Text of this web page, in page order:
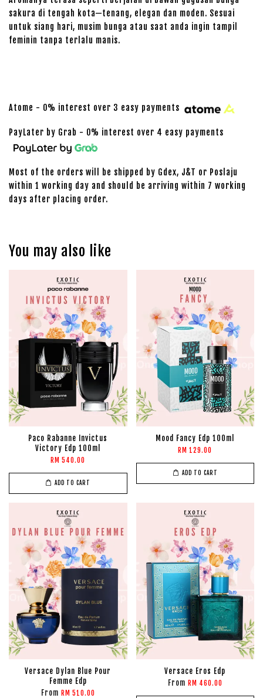
sakura di tengah kota—tenang, elegan dan moden. Sesuai
untuk siang hari, musim bunga atau saat anda ingin tampil
feminin tanpa terlalu manis.
Atome - 0% interest over 3 easy payments
PayLater by Grab - 0% interest over 4 easy payments
Most of the orders will be shipped by Gdex, J&T or Poslaju
within 1 working day and should be arriving within 7 working
days after placing order.
You may also like
Paco Rabanne Invictus
Victory Edp 100ml
RM 540.00
ADD TO CART
Mood Fancy Edp 100ml
RM 129.00
ADD TO CART
Versace Dylan Blue Pour
Femme Edp
From RM 510.00
Versace Eros Edp
From RM 460.00